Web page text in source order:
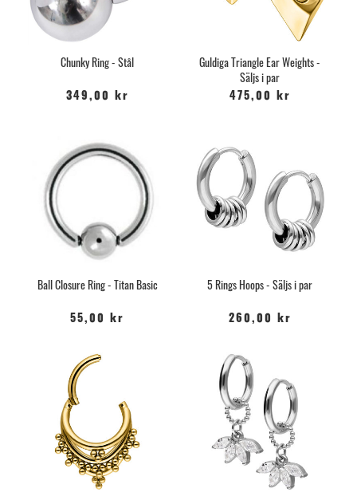
Chunky Ring - Stål
349,00 kr
Guldiga Triangle Ear Weights -
Säljs i par
475,00 kr
Ball Closure Ring - Titan Basic
55,00 kr
5 Rings Hoops - Säljs i par
260,00 kr